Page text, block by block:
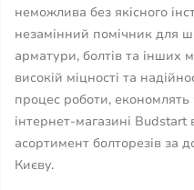
неможлива без якісного
незамінний помічник для
арматури, болтів та інших
високій міцності та
процес роботи,
інтернет-магазині
асортимент болторезів за
Києву.